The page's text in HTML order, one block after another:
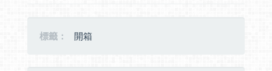
標籤： 開箱